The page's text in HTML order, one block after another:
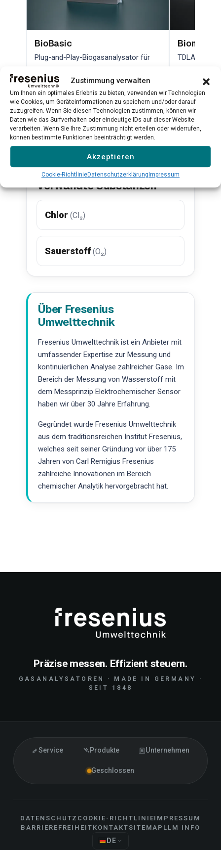
Zustimmung verwalten
Um Ihnen ein optimales Erlebnis zu bieten, verwenden wir Technologien
wie Cookies, um Geräteinformationen zu speichern und/oder darauf
zuzugreifen. Wenn Sie diesen Technologien zustimmen, können wir
Daten wie das Surfverhalten oder eindeutige IDs auf dieser Website
verarbeiten. Wenn Sie Ihre Zustimmung nicht erteilen oder widerrufen,
können bestimmte Funktionen beeinträchtigt werden.
Akzeptieren
Cookie-RichtlinieDatenschutzerklärung Impressum
BioBasic
Plug-and-Play-Biogasanalysator für
Mehr erfahren →
TDLAS-
Mehr
Alle Produkte ansehen →
Verwandte Substanzen
Chlor (Cl₂)
Sauerstoff (O₂)
Über Fresenius
Umwelttechnik
Fresenius Umwelttechnik ist ein Anbieter mit
umfassender Expertise zur Messung und
kontinuierlichen Analyse zahlreicher Gase. Im
Bereich der Messung von Wasserstoff mit
dem Messprinzip Elektrochemischer Sensor
haben wir über 30 Jahre Erfahrung.
Gegründet wurde Fresenius Umwelttechnik
aus dem traditionsreichen Institut Fresenius,
welches seit seiner Gründung vor über 175
Jahren von Carl Remigius Fresenius
zahlreiche Innovationen im Bereich
chemischer Analytik hervorgebracht hat.
Präzise messen. Effizient steuern.
GASANALYSATOREN · MADE IN GERMANY ·
SEIT 1848
Service Produkte Unternehmen
Geschlossen
DATENSCHUTZ COOKIE-RICHTLINIEIMPRESSUM
BARRIEREFREIHEIT KONTAKTSITEMAP LLM INFO
DE